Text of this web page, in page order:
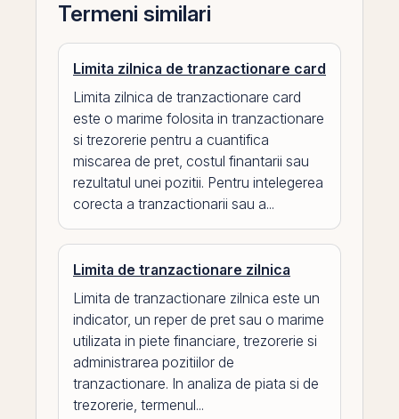
Termeni similari
Limita zilnica de tranzactionare card
Limita zilnica de tranzactionare card
este o marime folosita in tranzactionare
si trezorerie pentru a cuantifica
miscarea de pret, costul finantarii sau
rezultatul unei pozitii. Pentru intelegerea
corecta a tranzactionarii sau a...
Limita de tranzactionare zilnica
Limita de tranzactionare zilnica este un
indicator, un reper de pret sau o marime
utilizata in piete financiare, trezorerie si
administrarea pozitiilor de
tranzactionare. In analiza de piata si de
trezorerie, termenul...